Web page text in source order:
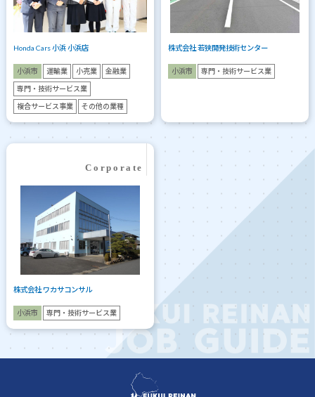
Honda Cars 小浜 小浜店
小浜市 運輸業 小売業 金融業
専門・技術サービス業
複合サービス事業 その他の業種
株式会社 若狭開発技術センター
小浜市 専門・技術サービス業
株式会社 ワカサコンサル
小浜市 専門・技術サービス業